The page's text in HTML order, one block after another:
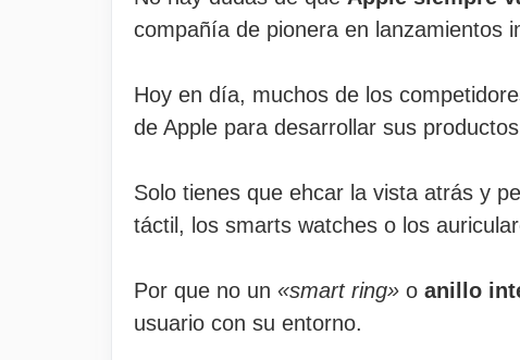
compañía de pionera en lanzamientos
Hoy en día, muchos de los
de Apple para desarrollar sus
Solo tienes que ehcar la vista atrás y
táctil, los smarts watches o los
Por que no un «smart ring» o anillo
usuario con su entorno.